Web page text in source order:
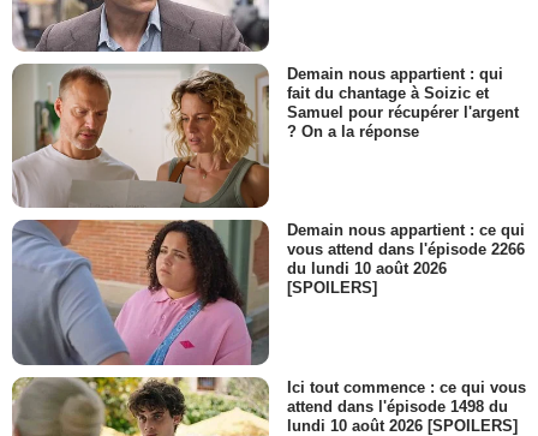
Demain nous appartient : qui
fait du chantage à Soizic et
Samuel pour récupérer l'argent
? On a la réponse
Demain nous appartient : ce qui
vous attend dans l'épisode 2266
du lundi 10 août 2026
[SPOILERS]
Ici tout commence : ce qui vous
attend dans l'épisode 1498 du
lundi 10 août 2026 [SPOILERS]